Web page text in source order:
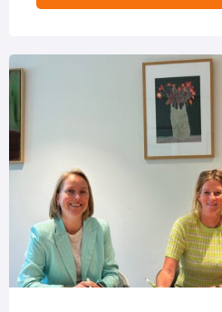
Lees
meer
over
Ons
Tweede
vormt
samen
met
Odion